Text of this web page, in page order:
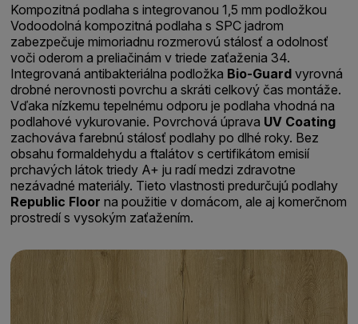
Kompozitná podlaha s integrovanou 1,5 mm podložkou
Vodoodolná kompozitná podlaha s SPC jadrom
zabezpečuje mimoriadnu rozmerovú stálosť a odolnosť
voči oderom a preliačinám v triede zaťaženia 34.
Integrovaná antibakteriálna podložka Bio-Guard vyrovná
drobné nerovnosti povrchu a skráti celkový čas montáže.
Vďaka nízkemu tepelnému odporu je podlaha vhodná na
podlahové vykurovanie. Povrchová úprava UV Coating
zachováva farebnú stálosť podlahy po dlhé roky. Bez
obsahu formaldehydu a ftalátov s certifikátom emisií
prchavých látok triedy A+ ju radí medzi zdravotne
nezávadné materiály. Tieto vlastnosti predurčujú podlahy
Republic Floor na použitie v domácom, ale aj komerčnom
prostredí s vysokým zaťažením.